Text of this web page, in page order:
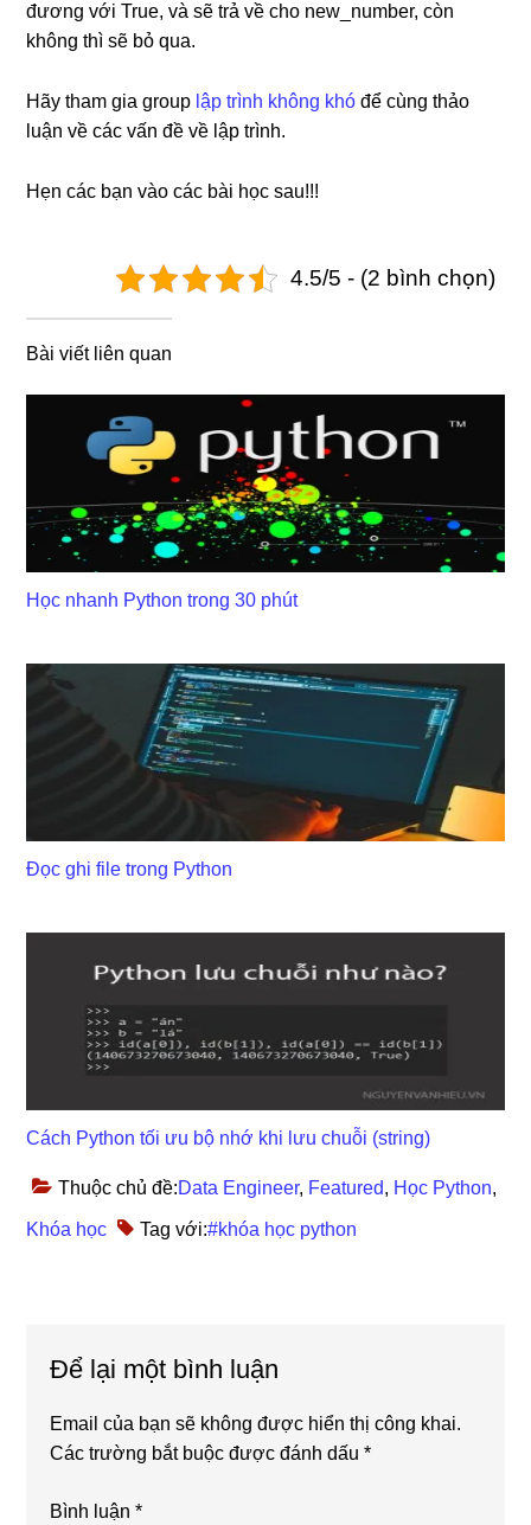
đương với True, và sẽ trả về cho new_number, còn
không thì sẽ bỏ qua.
Hãy tham gia group lập trình không khóđể cùng thảo
luận về các vấn đề về lập trình.
Hẹn các bạn vào các bài học sau!!!
4.5/5 - (2 bình chọn)
Bài viết liên quan
Học nhanh Python trong 30 phút
Đọc ghi file trong Python
Cách Python tối ưu bộ nhớ khi lưu chuỗi (string)
Thuộc chủ đề:Data Engineer, Featured, Học Python,
Khóa học Tag với:#khóa học python
Interactions
Để lại một bình luận
Email của bạn sẽ không được hiển thị công khai.
Các trường bắt buộc được đánh dấu*
Bình luận*